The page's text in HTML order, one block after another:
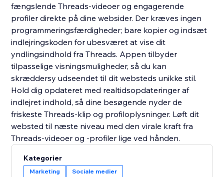
fængslende Threads-videoer og engagerende
profiler direkte på dine websider. Der kræves ingen
programmeringsfærdigheder; bare kopier og indsæt
indlejringskoden for ubesværet at vise dit
yndlingsindhold fra Threads. Appen tilbyder
tilpasselige visningsmuligheder, så du kan
skræddersy udseendet til dit websteds unikke stil.
Hold dig opdateret med realtidsopdateringer af
indlejret indhold, så dine besøgende nyder de
friskeste Threads-klip og profiloplysninger. Løft dit
websted til næste niveau med den virale kraft fra
Threads-videoer og -profiler lige ved hånden.
Kategorier
Marketing Sociale medier